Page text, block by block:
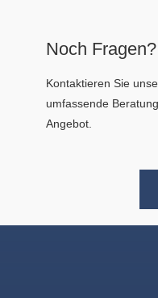
Noch Fragen?
Kontaktieren Sie
umfassende
Angebot.